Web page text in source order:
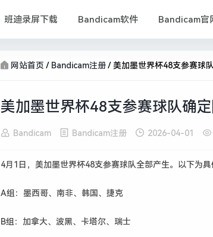
班迪录屏下载 Bandicam软件 Bandicam官
网站首页 / Bandicam注册/美加墨世界杯48支参赛球
美加墨世界杯48支参赛球队确
Bandicam Bandicam注册 2026-04-01
4月1日，美加墨世界杯48支参赛球队全部产生。以下为具
A组：墨西哥、南非、韩国、捷克
B组：加拿大、波黑、卡塔尔、瑞士